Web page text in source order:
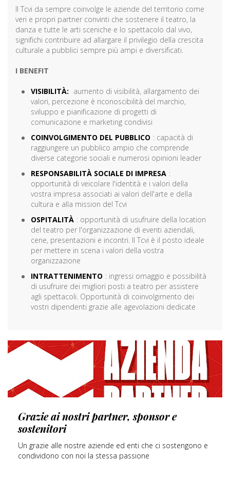
Il Tcvi da sempre coinvolge le aziende del territorio come
veri e propri partner convinti che sostenere il teatro, la
danza e tutte le arti sceniche e lo spettacolo dal vivo,
significhi contribuire ad allargare il privilegio della crescita
culturale a pubblici sempre più ampi e diversificati.
I BENEFIT
VISIBILITÀ: aumento di visibilità, allargamento dei
valori, percezione è riconoscibilità del marchio,
sviluppo e pianificazione di progetti di
comunicazione e marketing condivisi
COINVOLGIMENTO DEL PUBBLICO : capacità di
raggiungere un pubblico ampio che comprende
diverse categorie sociali e numerosi opinioni leader
RESPONSABILITÀ SOCIALE DI IMPRESA :
opportunità di veicolare l'identità e i valori della
vostra impresa associati ai valori dell'arte e della
cultura e alla mission del Tcvi
OSPITALITÀ : opportunità di usufruire della location
del teatro per l'organizzazione di eventi aziendali,
cene, presentazioni e incontri. Il Tcvi è il posto ideale
per mettere in scena i valori della vostra
organizzazione
INTRATTENIMENTO : ingressi omaggio e possibilità
di usufruire dei migliori posti a teatro per assistere
agli spettacoli. Opportunità di coinvolgimento dei
vostri dipendenti grazie alle agevolazioni dedicate
Grazie ai nostri partner, sponsor e
sostenitori
Un grazie alle nostre aziende ed enti che ci sostengono e
condividono con noi la stessa passione